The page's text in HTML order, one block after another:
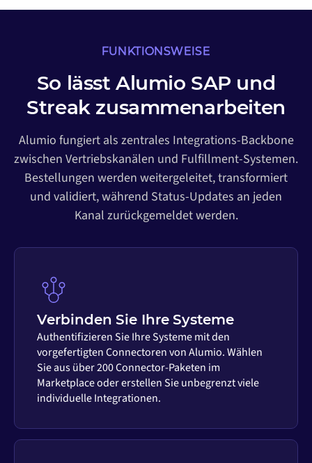
FUNKTIONSWEISE
So lässt Alumio SAP und
Streak zusammenarbeiten
Alumio fungiert als zentrales Integrations-Backbone
zwischen Vertriebskanälen und Fulfillment-Systemen.
Bestellungen werden weitergeleitet, transformiert
und validiert, während Status-Updates an jeden
Kanal zurückgemeldet werden.
Verbinden Sie Ihre Systeme
Authentifizieren Sie Ihre Systeme mit den
vorgefertigten Connectoren von Alumio. Wählen
Sie aus über 200 Connector-Paketen im
Marketplace oder erstellen Sie unbegrenzt viele
individuelle Integrationen.